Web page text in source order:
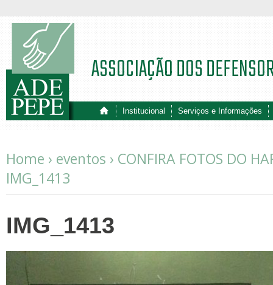
Institucional Serviços e Informações
ASSOCIAÇÃO DOS
Home › eventos › CONFIRA FOTOS DO
IMG_1413
IMG_1413